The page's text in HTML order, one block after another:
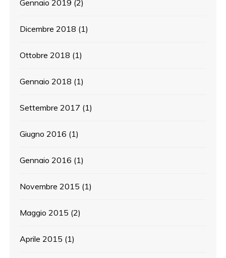
Gennaio 2019 (2)
Dicembre 2018 (1)
Ottobre 2018 (1)
Gennaio 2018 (1)
Settembre 2017 (1)
Giugno 2016 (1)
Gennaio 2016 (1)
Novembre 2015 (1)
Maggio 2015 (2)
Aprile 2015 (1)